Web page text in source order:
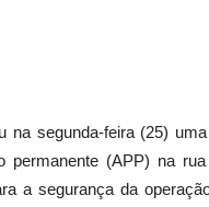
na segunda-feira (25)
permanente (APP) na
a segurança da